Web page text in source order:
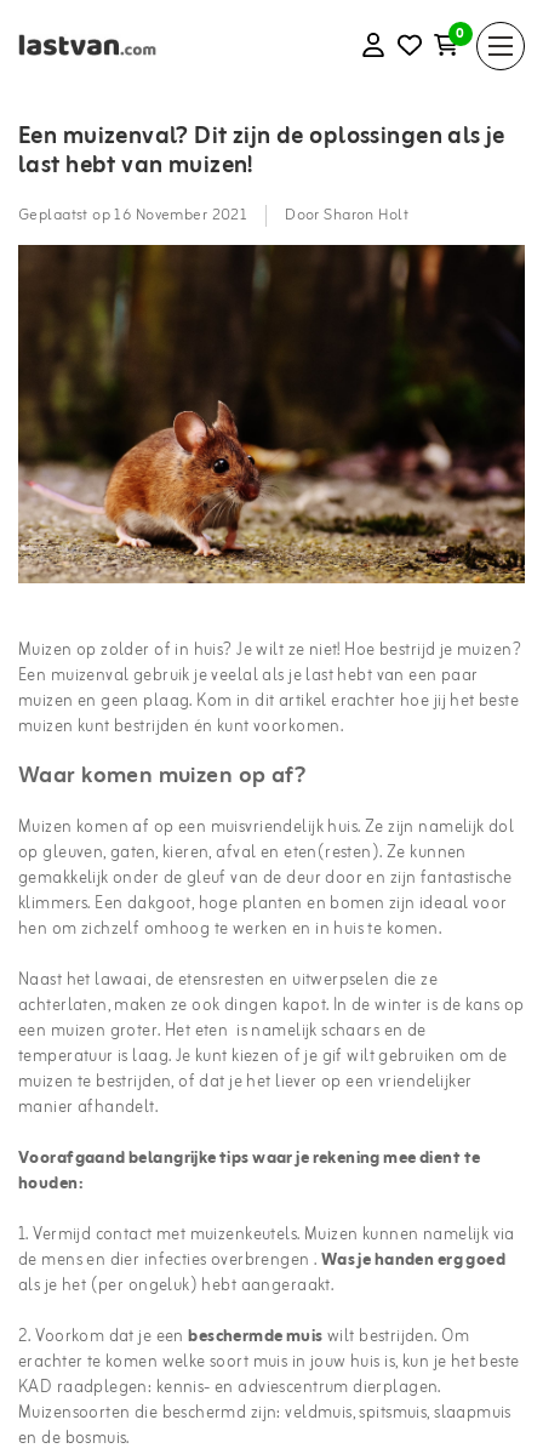
0
Een muizenval? Dit zijn de oplossingen als je
last hebt van muizen!
Geplaatst op16 November 2021 Door Sharon Holt
Muizen op zolder of in huis? Je wilt ze niet! Hoe bestrijd je muizen?
Een muizenval gebruik je veelal als je last hebt van een paar
muizen en geen plaag. Kom in dit artikel erachter hoe jij het beste
muizen kunt bestrijden én kunt voorkomen.
Waar komen muizen op af?
Muizen komen af op een muisvriendelijk huis. Ze zijn namelijk dol
op gleuven, gaten, kieren, afval en eten(resten). Ze kunnen
gemakkelijk onder de gleuf van de deur door en zijn fantastische
klimmers. Een dakgoot, hoge planten en bomen zijn ideaal voor
hen om zichzelf omhoog te werken en in huis te komen.
Naast het lawaai, de etensresten en uitwerpselen die ze
achterlaten, maken ze ook dingen kapot. In de winter is de kans op
een muizen groter. Het eten is namelijk schaars en de
temperatuur is laag. Je kunt kiezen of je gif wilt gebruiken om de
muizen te bestrijden, of dat je het liever op een vriendelijker
manier afhandelt.
Voorafgaand belangrijke tips waar je rekening mee dient te
houden:
1. Vermijd contact met muizenkeutels. Muizen kunnen namelijk via
de mens en dier infecties overbrengen .Was je handen erg goed
als je het (per ongeluk) hebt aangeraakt.
2. Voorkom dat je eenbeschermde muiswilt bestrijden. Om
erachter te komen welke soort muis in jouw huis is, kun je het beste
KAD raadplegen: kennis- en adviescentrum dierplagen.
Muizensoorten die beschermd zijn: veldmuis, spitsmuis, slaapmuis
en de bosmuis.